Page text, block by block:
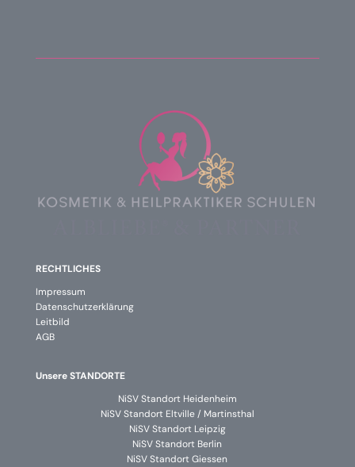
RECHTLICHES
Impressum
Datenschutzerklärung
Leitbild
AGB
Unsere STANDORTE
NiSV Standort Heidenheim
NiSV Standort Eltville / Martinsthal
NiSV Standort Leipzig
NiSV Standort Berlin
NiSV Standort Giessen